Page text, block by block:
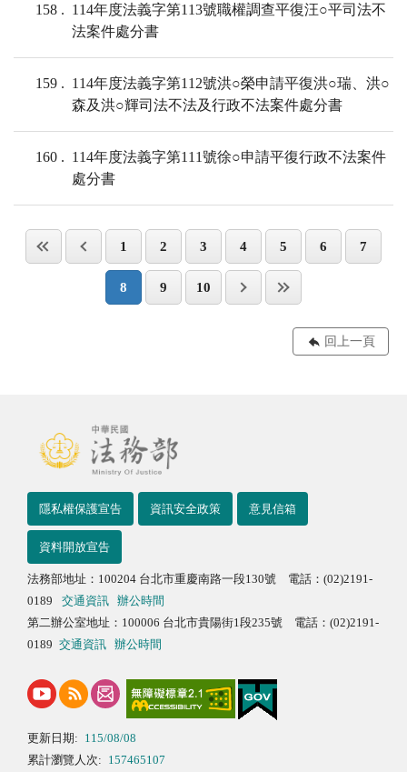
158
114年度法義字第113號職權調查平復汪○平司法不
法案件處分書
159
114年度法義字第112號洪○榮申請平復洪○瑞、洪○
森及洪○輝司法不法及行政不法案件處分書
160
114年度法義字第111號徐○申請平復行政不法案件
處分書
1 2 3 4 5 6 7
8 9 10
回上一頁
隱私權保護宣告 資訊安全政策 意見信箱
資料開放宣告
法務部地址：100204 台北市重慶南路一段130號 電話：(02)2191-
0189
交通資訊
辦公時間
第二辦公室地址：100006 台北市貴陽街1段235號 電話：(02)2191-
0189 交通資訊 辦公時間
更新日期: 115/08/08
累計瀏覽人次: 157465107